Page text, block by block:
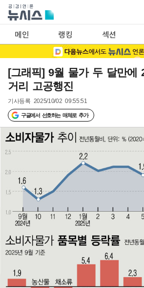
메인 랭킹 섹션
[그래픽] 9월 물가 두 달만에
거리 고공행진
기사등록 2025/10/02 09:55:51
구글에서 선호하는 매체로 추가